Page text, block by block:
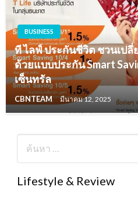
BUSINESS
ที ไลฟ์ ประกันชีวิต ชวนเปลี่
ด้วยแบบประกัน Smart
เซ็นทรัล
CBNTEAM มีนาคม 12, 2025
Lifestyle & Review